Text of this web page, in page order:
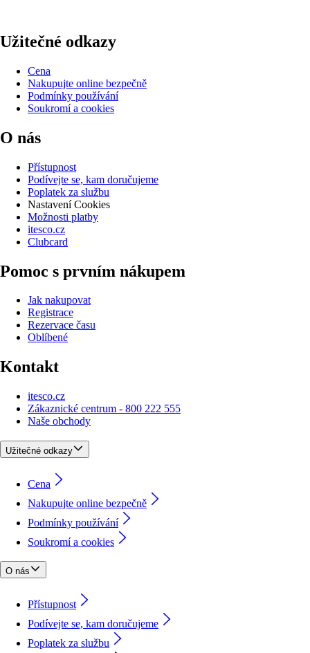
Užitečné odkazy
Cena
Nakupujte online bezpečně
Podmínky používání
Soukromí a cookies
O nás
Přístupnost
Podívejte se, kam doručujeme
Poplatek za službu
Nastavení Cookies
Možnosti platby
itesco.cz
Clubcard
Pomoc s prvním nákupem
Jak nakupovat
Registrace
Rezervace času
Oblíbené
Kontakt
itesco.cz
Zákaznické centrum - 800 222 555
Naše obchody
Užitečné odkazy
Cena
Nakupujte online bezpečně
Podmínky používání
Soukromí a cookies
O nás
Přístupnost
Podívejte se, kam doručujeme
Poplatek za službu